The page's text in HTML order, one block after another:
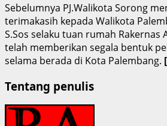
Sebelumnya PJ.Walikota Sorong
terimakasih kepada Walikota
S.Sos selaku tuan rumah Rakernas
telah memberikan segala bentuk
selama berada di Kota Palembang.
Tentang penulis